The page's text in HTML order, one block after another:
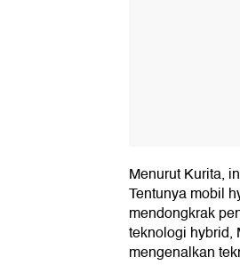
Menurut Kurita,
Tentunya mobil
mendongkrak
teknologi hybrid,
mengenalkan